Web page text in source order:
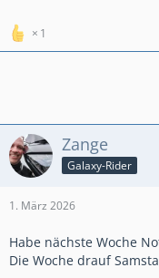
1
Zange
Galaxy-Rider
1. März 2026
Habe nächste Woche
Die Woche drauf